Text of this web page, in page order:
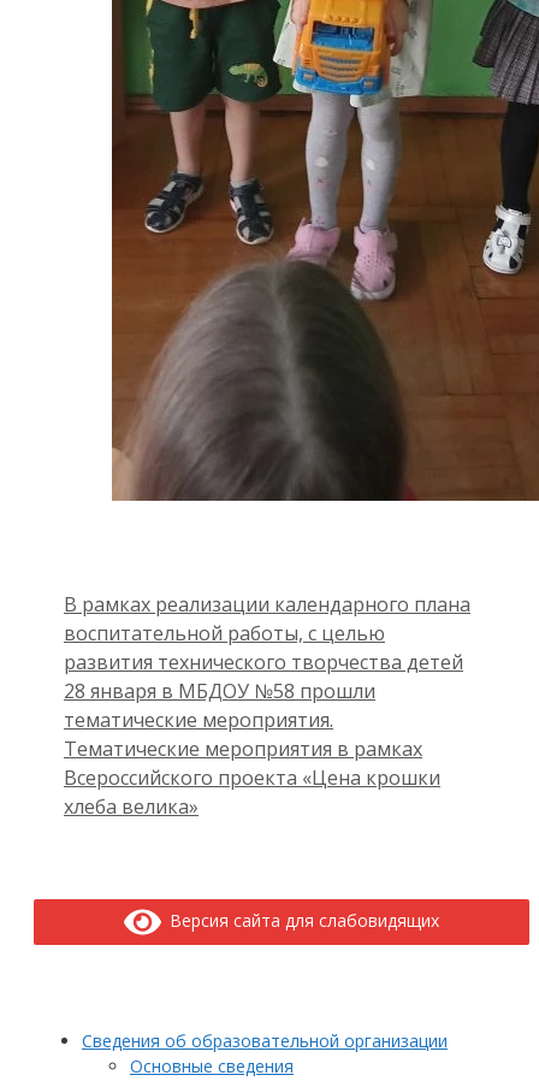
В рамках реализации календарного плана
воспитательной работы, с целью
развития технического творчества детей
28 января в МБДОУ №58 прошли
тематические мероприятия.
Тематические мероприятия в рамках
Всероссийского проекта «Цена крошки
хлеба велика»
Версия сайта для слабовидящих
Сведения об образовательной организации
Основные сведения